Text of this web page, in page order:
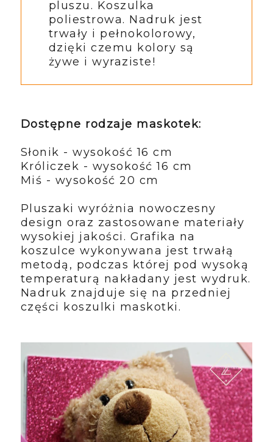
pluszu. Koszulka
poliestrowa. Nadruk jest
trwały i pełnokolorowy,
dzięki czemu kolory są
żywe i wyraziste!
Dostępne rodzaje maskotek:
Słonik - wysokość 16 cm
Króliczek - wysokość 16 cm
Miś - wysokość 20 cm
Pluszaki wyróżnia nowoczesny
design oraz zastosowane materiały
wysokiej jakości. Grafika na
koszulce wykonywana jest trwałą
metodą, podczas której pod wysoką
temperaturą nakładany jest wydruk.
Nadruk znajduje się na przedniej
części koszulki maskotki.